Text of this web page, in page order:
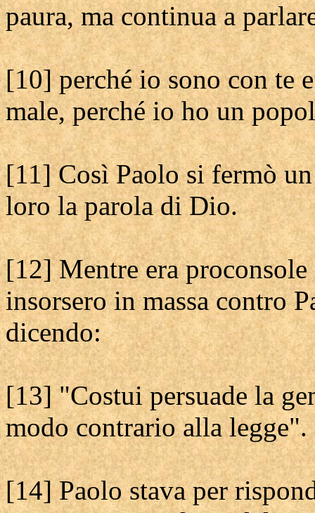
paura, ma continua a
[10] perché io sono con te
male, perché io ho un
[11] Così Paolo si fermò
loro la parola di Dio.
[12] Mentre era
insorsero in massa contro
dicendo:
[13] "Costui persuade la
modo contrario alla legge".
[14] Paolo stava per